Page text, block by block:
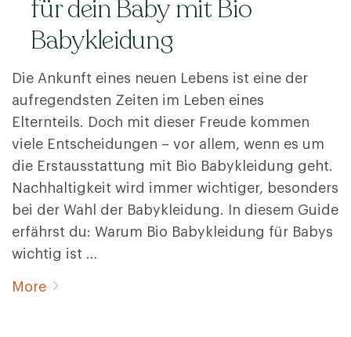
für dein Baby mit Bio
Babykleidung
Die Ankunft eines neuen Lebens ist eine der
aufregendsten Zeiten im Leben eines
Elternteils. Doch mit dieser Freude kommen
viele Entscheidungen – vor allem, wenn es um
die Erstausstattung mit Bio Babykleidung geht.
Nachhaltigkeit wird immer wichtiger, besonders
bei der Wahl der Babykleidung. In diesem Guide
erfährst du: Warum Bio Babykleidung für Babys
wichtig ist …
More